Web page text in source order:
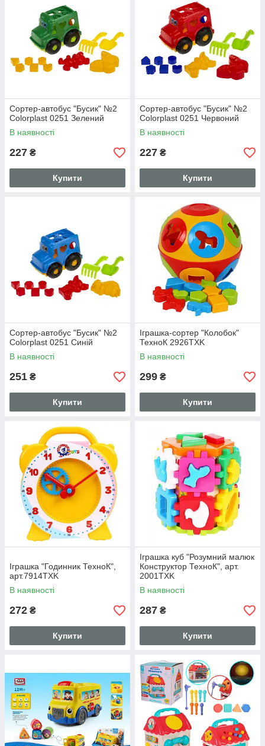
Сортер-автобус "Бусик" №2
Colorplast 0251 Зелений
В наявності
227 ₴
Купити
Сортер-автобус "Бусик" №2
Colorplast 0251 Червоний
В наявності
227 ₴
Купити
Сортер-автобус "Бусик" №2
Colorplast 0251 Синій
В наявності
251 ₴
Купити
Іграшка-сортер "Колобок"
ТехноК 2926TXK
В наявності
299 ₴
Купити
Іграшка "Годинник ТехноК",
арт.7914TXK
В наявності
272 ₴
Купити
Іграшка куб "Розумний малюк
Конструктор ТехноК", арт.
2001TXK
В наявності
287 ₴
Купити